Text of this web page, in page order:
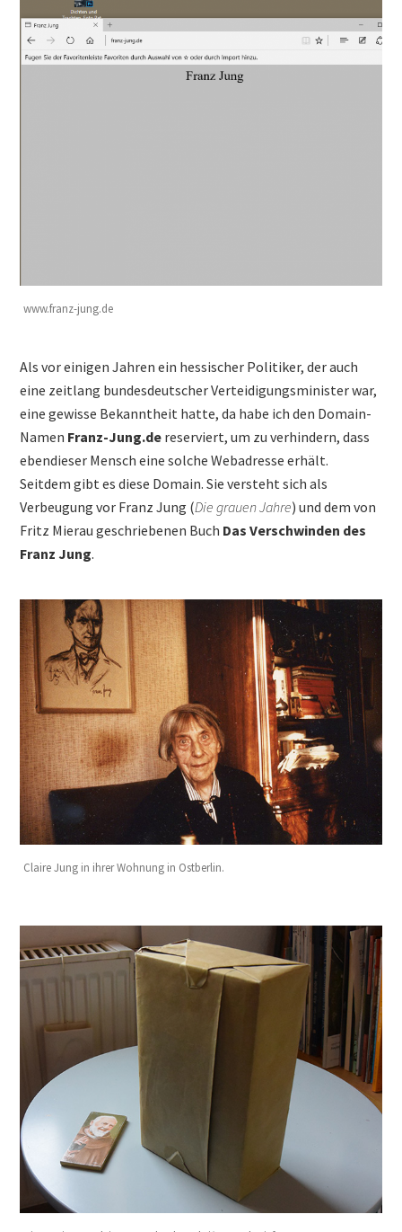
www.franz-jung.de
Als vor einigen Jahren ein hessischer Politiker, der auch
eine zeitlang bundesdeutscher Verteidigungsminister war,
eine gewisse Bekanntheit hatte, da habe ich den Domain-
Namen Franz-Jung.de reserviert, um zu verhindern, dass
ebendieser Mensch eine solche Webadresse erhält.
Seitdem gibt es diese Domain. Sie versteht sich als
Verbeugung vor Franz Jung (Die grauen Jahre) und dem von
Fritz Mierau geschriebenen Buch Das Verschwinden des
Franz Jung.
Claire Jung in ihrer Wohnung in Ostberlin.